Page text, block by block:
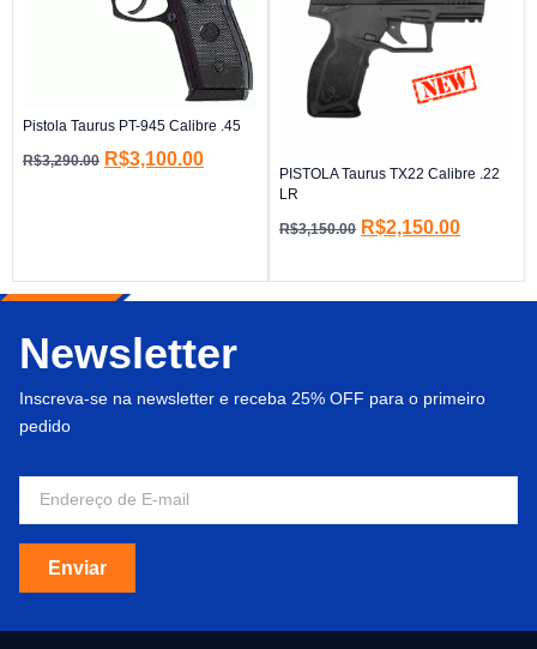
Pistola Taurus PT-945 Calibre .45
R$3,290.00 R$3,100.00
PISTOLA Taurus TX22 Calibre .22
LR
R$3,150.00 R$2,150.00
Newsletter
Inscreva-se na newsletter e receba 25% OFF para o primeiro
pedido
Enviar